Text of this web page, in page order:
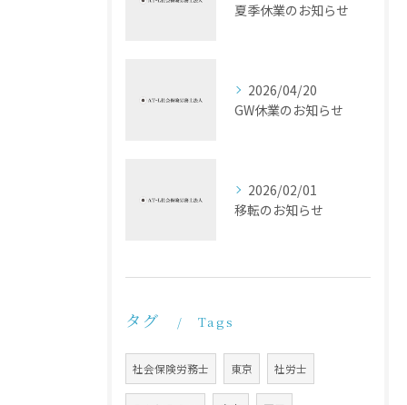
夏季休業のお知らせ
2026/04/20
GW休業のお知らせ
2026/02/01
移転のお知らせ
タグ Tags
社会保険労務士 東京 社労士